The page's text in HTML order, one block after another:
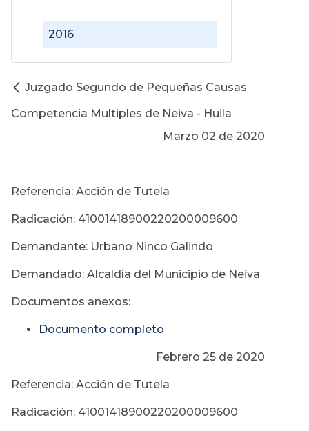
2016
Juzgado Segundo de Pequeñas Causas
Competencia Multiples de Neiva - Huila
Marzo 02 de 2020
Referencia: Acción de Tutela
Radicación: 41001418900220200009600
Demandante: Urbano Ninco Galindo
Demandado: Alcaldía del Municipio de Neiva
Documentos anexos:
Documento completo
Febrero 25 de 2020
Referencia: Acción de Tutela
Radicación: 41001418900220200009600